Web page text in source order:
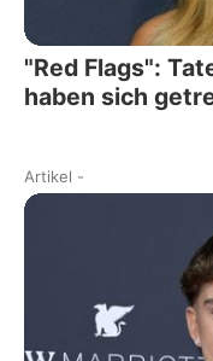
"Red Flags":
haben sich
Artikel -